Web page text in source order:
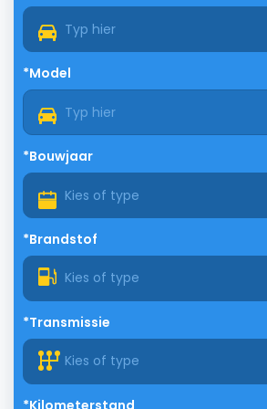
*Model
*Bouwjaar
*Brandstof
Kies of type
*Transmissie
Kies of type
*Kilometerstand